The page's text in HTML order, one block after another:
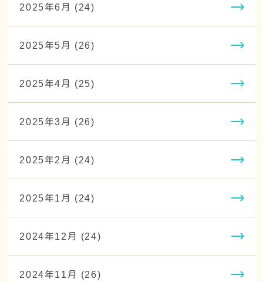
2025年6月 (24)
2025年5月 (26)
2025年4月 (25)
2025年3月 (26)
2025年2月 (24)
2025年1月 (24)
2024年12月 (24)
2024年11月 (26)